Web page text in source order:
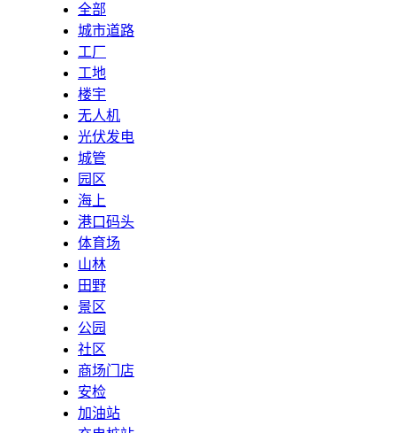
全部
城市道路
工厂
工地
楼宇
无人机
光伏发电
城管
园区
海上
港口码头
体育场
山林
田野
景区
公园
社区
商场门店
安检
加油站